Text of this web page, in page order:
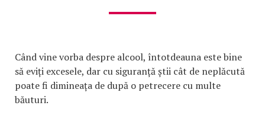
Când vine vorba despre alcool, întotdeauna este bine
să eviți excesele, dar cu siguranță știi cât de neplăcută
poate fi dimineața de după o petrecere cu multe
băuturi.